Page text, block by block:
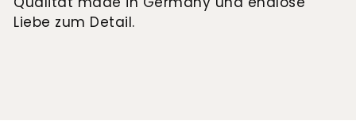
Liebe zum Detail.